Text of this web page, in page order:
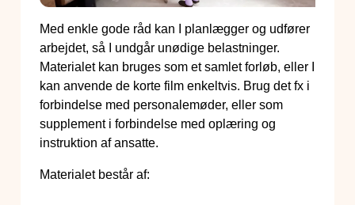
Med enkle gode råd kan I planlægger og udfører
arbejdet, så I undgår unødige belastninger.
Materialet kan bruges som et samlet forløb, eller I
kan anvende de korte film enkeltvis. Brug det fx i
forbindelse med personalemøder, eller som
supplement i forbindelse med oplæring og
instruktion af ansatte.
Materialet består af: